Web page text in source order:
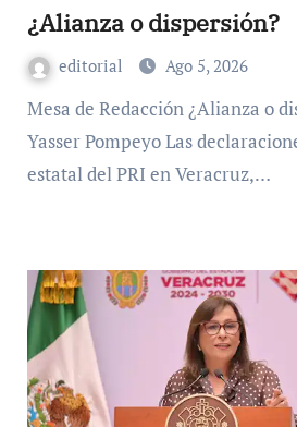
¿Alianza o dispersión?
editorial Ago 5, 2026
Mesa de Redacción ¿Alianza o dispersión? Enrique
Yasser Pompeyo Las
estatal del PRI en Veracruz,…